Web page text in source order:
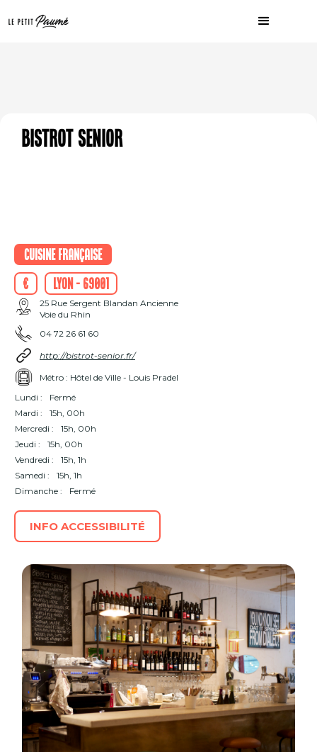
Bistrot Senior
Cuisine française
€
Lyon - 69001
25 Rue Sergent Blandan Ancienne
Voie du Rhin
04 72 26 61 60
http://bistrot-senior.fr/
Métro : Hôtel de Ville - Louis Pradel
Lundi :
Fermé
Mardi :
15h, 00h
Mercredi :
15h, 00h
Jeudi :
15h, 00h
Vendredi :
15h, 1h
Samedi :
15h, 1h
Dimanche :
Fermé
INFO ACCESSIBILITÉ